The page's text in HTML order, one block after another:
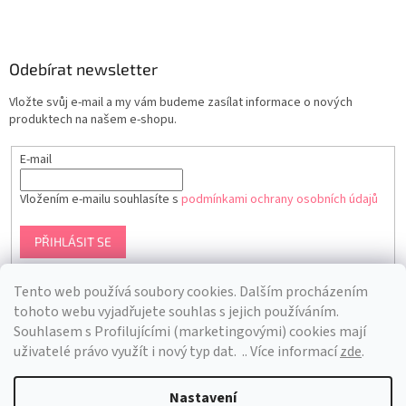
Tento web používá soubory cookies. Dalším procházením
tohoto webu vyjadřujete souhlas s jejich používáním.
Souhlasem s Profilujícími (marketingovými) cookies mají
uživatelé právo využít i nový typ dat. .. Více informacízde.
Nastavení
Odebírat newsletter
Vložte svůj e-mail a my vám budeme zasílat informace o nových
produktech na našem e-shopu.
E-mail
Vložením e-mailu souhlasíte s podmínkami ochrany osobních údajů
PŘIHLÁSIT SE
Vytvořil Shoptet